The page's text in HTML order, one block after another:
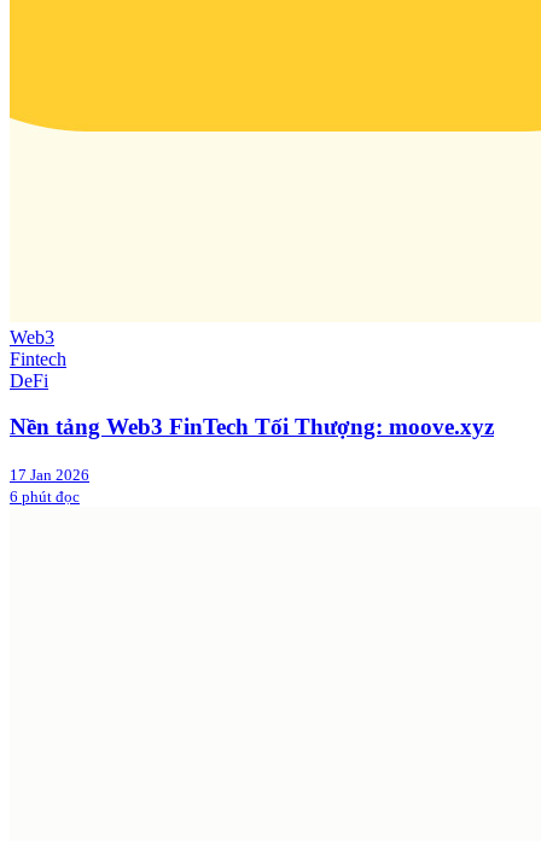
Web3
Fintech
DeFi
Nền tảng Web3 FinTech Tối Thượng: moove.xyz
17 Jan 2026
6 phút đọc